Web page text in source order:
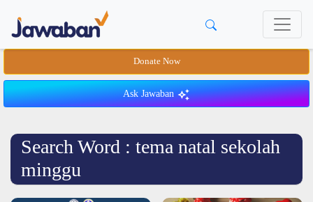
Donate Now
Ask Jawaban
Search Word : tema natal sekolah
minggu